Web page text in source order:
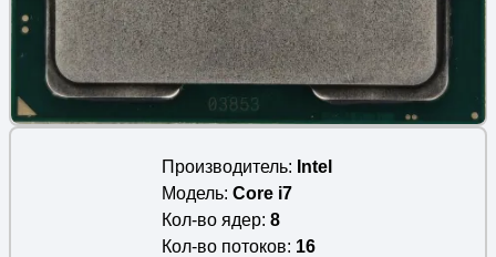
Производитель
Intel
Модель Core i7
Кол-во ядер 8
Кол-во потоков 16